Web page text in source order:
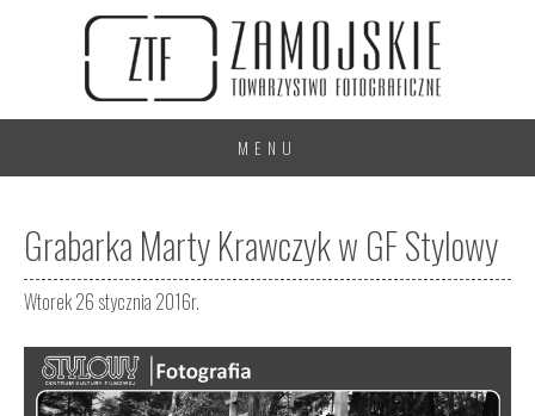
MENU
Grabarka Marty Krawczyk w GF Stylowy
Wtorek 26 stycznia 2016r.